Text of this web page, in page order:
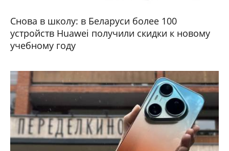
Снова в школу: в Беларуси более 100
устройств Huawei получили скидки к новому
учебному году